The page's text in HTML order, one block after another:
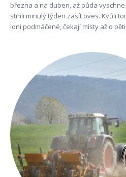
března a na duben, až půda
stihli minulý týden zasít oves. Kvůli
loni podmáčené, čekají místy až o